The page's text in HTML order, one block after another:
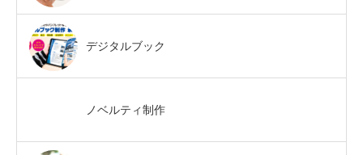
デジタルブック
ノベルティ制作